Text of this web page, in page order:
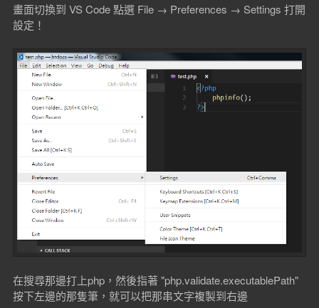
畫面切換到 VS Code 點選 File → Preferences → Settings 打開
設定！
在搜尋那邊打上php，然後指著 "php.validate.executablePath"
按下左邊的那隻筆，就可以把那串文字複製到右邊